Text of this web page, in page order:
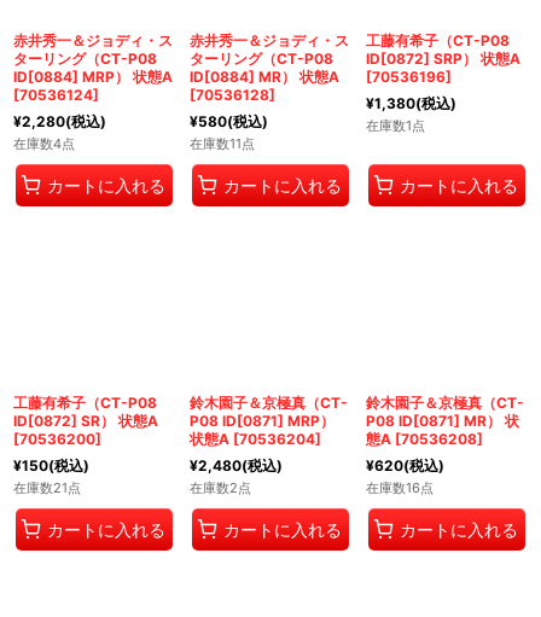
赤井秀一＆ジョディ・ス
ターリング（CT-P08
ID[0884] MRP） 状態A
[70536124]
¥2,280(税込)
在庫数4点
カートに入れる
赤井秀一＆ジョディ・ス
ターリング（CT-P08
ID[0884] MR） 状態A
[70536128]
¥580(税込)
在庫数11点
カートに入れる
工藤有希子（CT-P08
ID[0872] SRP） 状態A
[70536196]
¥1,380(税込)
在庫数1点
カートに入れる
工藤有希子（CT-P08
ID[0872] SR） 状態A
[70536200]
¥150(税込)
在庫数21点
カートに入れる
鈴木園子＆京極真（CT-
P08 ID[0871] MRP）
状態A [70536204]
¥2,480(税込)
在庫数2点
カートに入れる
鈴木園子＆京極真（CT-
P08 ID[0871] MR） 状
態A [70536208]
¥620(税込)
在庫数16点
カートに入れる